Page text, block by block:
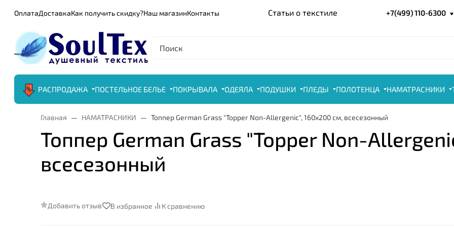
ОплатаДоставкаКак получить скидку?Наш магазинКонтакты Статьи о текстиле +7(499) 110-6300
РАСПРОДАЖА ПОСТЕЛЬНОЕ БЕЛЬЕ ПОКРЫВАЛА ОДЕЯЛА ПОДУШКИ ПЛЕДЫ ПОЛОТЕНЦА НАМАТРАСНИКИ
Главная НАМАТРАСНИКИ Топпер German Grass "Topper Non-Allergenic", 160x200 см, всесезонный
Топпер German Grass "Topper Non-
всесезонный
Добавить отзыв В избранное К сравнению